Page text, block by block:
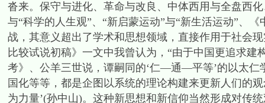
沓来。保守与进化、革命与改良、中体西用与全盘西
与“科学的人生观”、“新启蒙运动”与“新生活运动”
战，其意义超出了学术和思想领域，直接作用于社会
比较试说初稿》一文中我曾认为，“由于中国更追求
考》、公羊三世说，谭嗣同的‘仁—通—平等’的以太
国化等等，都是企图以系统的理论构建来更新人们的
为力量’(孙中山)。这种新思想和新信仰当然形成对传